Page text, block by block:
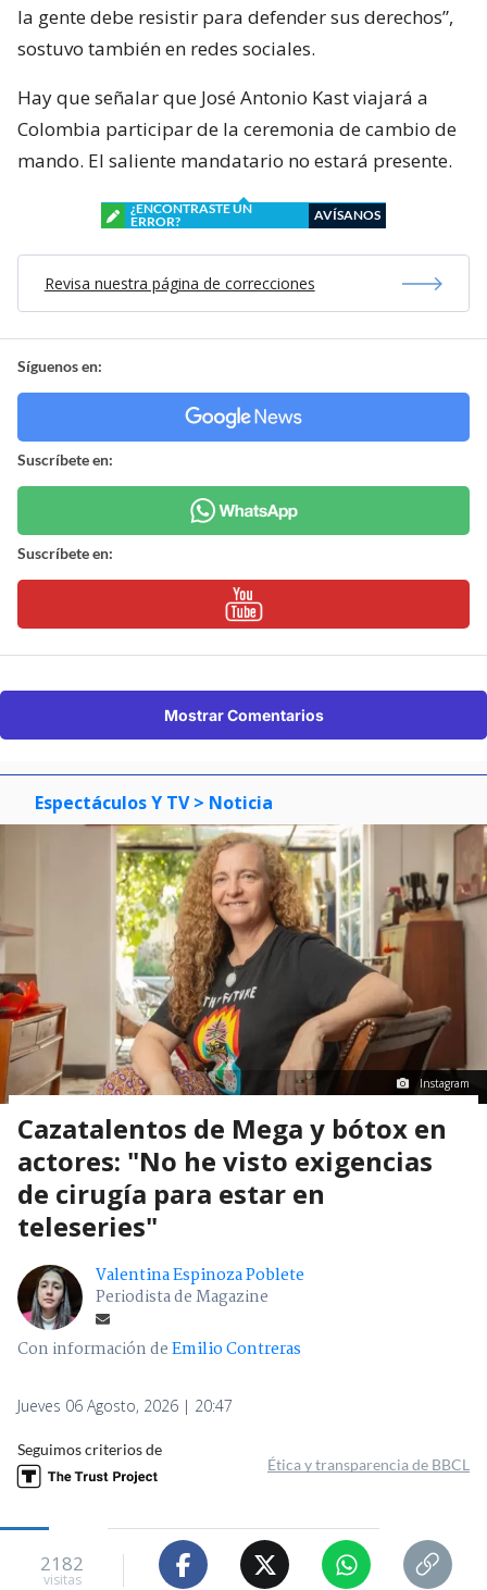
la gente debe resistir para defender sus derechos”,
sostuvo también en redes sociales.
Hay que señalar que José Antonio Kast viajará a
Colombia participar de la ceremonia de cambio de
mando. El saliente mandatario no estará presente.
¿ENCONTRASTE UN
ERROR?
AVÍSANOS
Revisa nuestra página de correcciones
Síguenos en:
Suscríbete en:
Suscríbete en:
Mostrar Comentarios
Espectáculos Y TV > Noticia
Instagram
Cazatalentos de Mega y bótox en
actores: "No he visto exigencias
de cirugía para estar en
teleseries"
Valentina Espinoza Poblete
Periodista de Magazine
Con información deEmilio Contreras
Jueves 06 Agosto, 2026 | 20:47
Seguimos criterios de
Ética y transparencia de BBCL
2182
visitas